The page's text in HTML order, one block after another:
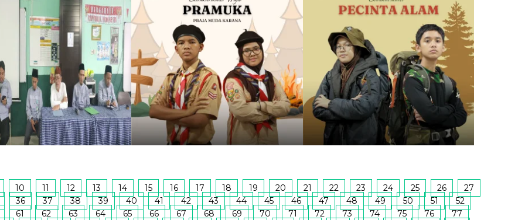
10 11 12 13 14 15 16 17 18 19 20 21 22 23 24 25 26
27
36
37 38 39 40 41 42 43 44 45 46 47 48 49 50 51
52
61
62 63 64 65 66 67 68 69 70 71 72 73 74 75 76
77